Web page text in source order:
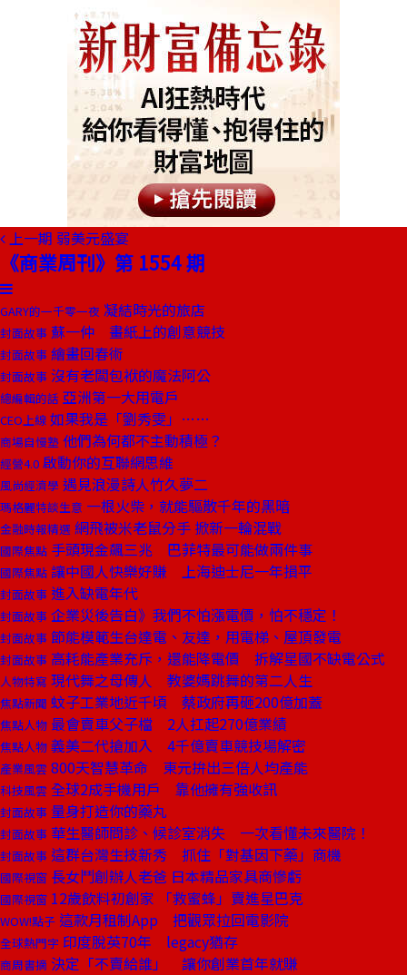
上一期 弱美元盛宴
《商業周刊》第 1554 期
GARY的一千零一夜 凝結時光的旅店
封面故事 蘇一仲 畫紙上的創意競技
封面故事 繪畫回春術
封面故事 沒有老闆包袱的魔法阿公
總編輯的話 亞洲第一大用電戶
CEO上線 如果我是「劉秀雯」……
商場自慢塾 他們為何都不主動積極？
經營4.0 啟動你的互聯網思維
風尚經濟學 遇見浪漫詩人竹久夢二
瑪格麗特談生意 一根火柴，就能驅散千年的黑暗
金融時報精選 網飛被米老鼠分手 掀新一輪混戰
國際焦點 手頭現金飆三兆 巴菲特最可能做兩件事
國際焦點 讓中國人快樂好賺 上海迪士尼一年損平
封面故事 進入缺電年代
封面故事 企業災後告白》我們不怕漲電價，怕不穩定！
封面故事 節能模範生台達電、友達，用電梯、屋頂發電
封面故事 高耗能產業充斥，還能降電價 拆解星國不缺電公式
人物特寫 現代舞之母傳人 教婆媽跳舞的第二人生
焦點新聞 蚊子工業地近千頃 蔡政府再砸200億加蓋
焦點人物 最會賣車父子檔 2人扛起270億業績
焦點人物 義美二代搶加入 4千億賣車競技場解密
產業風雲 800天智慧革命 東元拚出三倍人均產能
科技風雲 全球2成手機用戶 靠他擁有強收訊
封面故事 量身打造你的藥丸
封面故事 華生醫師問診、候診室消失 一次看懂未來醫院！
封面故事 這群台灣生技新秀 抓住「對基因下藥」商機
國際視窗 長女鬥創辦人老爸 日本精品家具商慘虧
國際視窗 12歲飲料初創家 「救蜜蜂」賣進星巴克
WOW!點子 這款月租制App 把觀眾拉回電影院
全球熱門字 印度脫英70年 legacy猶存
商周書摘 決定「不賣給誰」 讓你創業首年就賺